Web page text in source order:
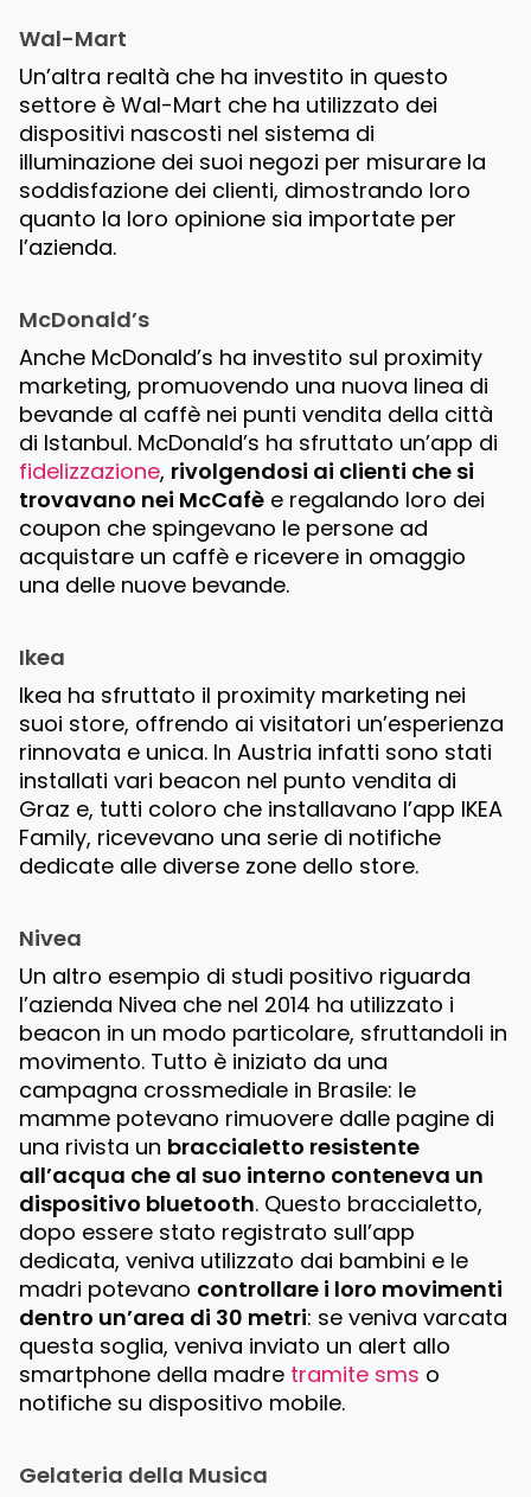
Wal-Mart
Un’altra realtà che ha investito in questo
settore è Wal-Mart che ha utilizzato dei
dispositivi nascosti nel sistema di
illuminazione dei suoi negozi per misurare la
soddisfazione dei clienti, dimostrando loro
quanto la loro opinione sia importate per
l’azienda.
McDonald’s
Anche McDonald’s ha investito sul proximity
marketing, promuovendo una nuova linea di
bevande al caffè nei punti vendita della città
di Istanbul. McDonald’s ha sfruttato un’app di
fidelizzazione, rivolgendosi ai clienti che si
trovavano nei McCafè e regalando loro dei
coupon che spingevano le persone ad
acquistare un caffè e ricevere in omaggio
una delle nuove bevande.
Ikea
Ikea ha sfruttato il proximity marketing nei
suoi store, offrendo ai visitatori un’esperienza
rinnovata e unica. In Austria infatti sono stati
installati vari beacon nel punto vendita di
Graz e, tutti coloro che installavano l’app IKEA
Family, ricevevano una serie di notifiche
dedicate alle diverse zone dello store.
Nivea
Un altro esempio di studi positivo riguarda
l’azienda Nivea che nel 2014 ha utilizzato i
beacon in un modo particolare, sfruttandoli in
movimento. Tutto è iniziato da una
campagna crossmediale in Brasile: le
mamme potevano rimuovere dalle pagine di
una rivista un braccialetto resistente
all’acqua che al suo interno conteneva un
dispositivo bluetooth. Questo braccialetto,
dopo essere stato registrato sull’app
dedicata, veniva utilizzato dai bambini e le
madri potevano controllare i loro movimenti
dentro un’area di 30 metri: se veniva varcata
questa soglia, veniva inviato un alert allo
smartphone della madre tramite sms o
notifiche su dispositivo mobile.
Gelateria della Musica